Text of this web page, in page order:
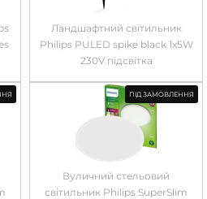
Ландшафтний світильник
Philips PULED spike black 1x5W
230V підсвітка
ПІД ЗАМОВЛЕННЯ
Вуличний стельовий
світильник Philips SuperSlim